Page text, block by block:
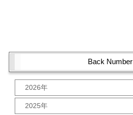
Back Number
2026年
1月 (1)
2025年